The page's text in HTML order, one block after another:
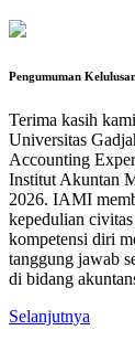
Pengumuman
Terima kasih
Universitas
Accounting
Institut Akuntan
2026. IAMI
kepedulian
kompetensi diri
tanggung jawab
di bidang
Selanjutnya